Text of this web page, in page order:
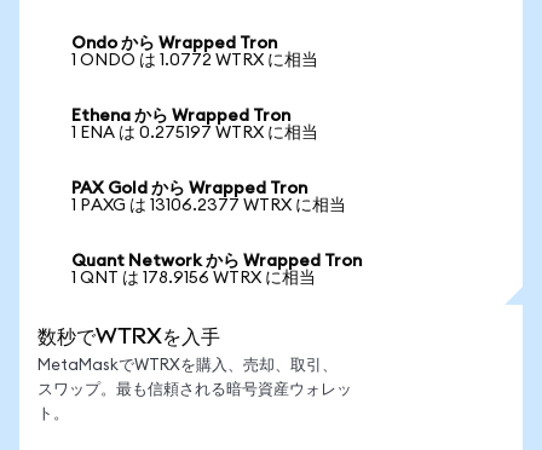
Ondo から Wrapped Tron
1 ONDO は 1.0772 WTRX に相当
Ethena から Wrapped Tron
1 ENA は 0.275197 WTRX に相当
PAX Gold から Wrapped Tron
1 PAXG は 13106.2377 WTRX に相当
Quant Network から Wrapped Tron
1 QNT は 178.9156 WTRX に相当
数秒でWTRXを入手
MetaMaskでWTRXを購入、売却、取引、
スワップ。最も信頼される暗号資産ウォレッ
ト。